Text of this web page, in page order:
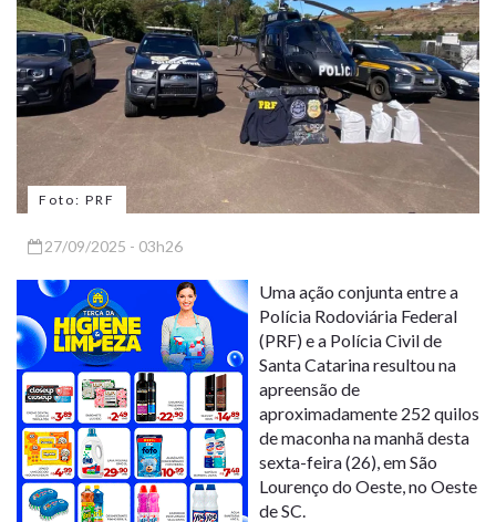
Foto: PRF
27/09/2025 - 03h26
Uma ação conjunta entre a
Polícia Rodoviária Federal
(PRF) e a Polícia Civil de
Santa Catarina resultou na
apreensão de
aproximadamente 252 quilos
de maconha na manhã desta
sexta-feira (26), em São
Lourenço do Oeste, no Oeste
de SC.